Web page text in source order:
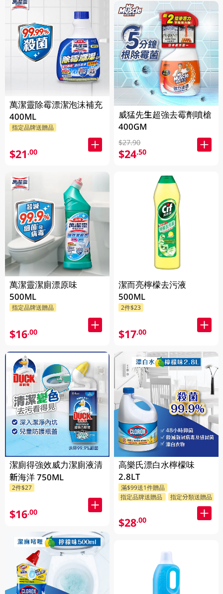
萬潔靈除霉漂潔泡沫補充
400ML
指定品牌送贈品
$21.00
萬潔靈潔廁漂原味
500ML
指定品牌送贈品
$16.00
潔廁得強效威力潔廁液清
新海洋 750ML
2件$27
$16.00
威猛先生超強去霉劑噴槍
400GM
$27.90
$24.50
潔而亮檸檬去污液
500ML
2件$23
$17.00
高樂氏漂白水檸檬味
2.8LT
滿$99送1件贈品
指定品牌送贈品
指定分類送贈品
$28.00